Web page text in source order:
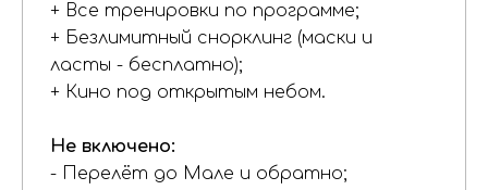
+ Все тренировки по программе;
+ Безлимитный снорклинг (маски и
ласты - бесплатно);
+ Кино под открытым небом.
Не включено:
- Перелёт до Мале и обратно;